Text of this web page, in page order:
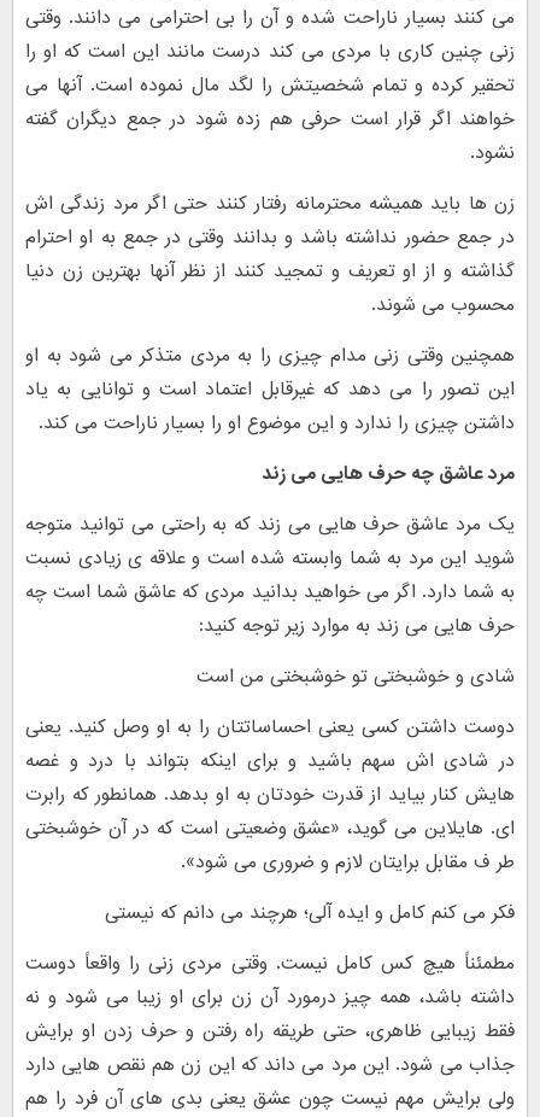
می کنند بسیار ناراحت شده و آن را بی احترامی می دانند. وقتی
زنی چنین کاری با مردی می کند درست مانند این است که او را
تحقیر کرده و تمام شخصیتش را لگد مال نموده است. آنها می
خواهند اگر قرار است حرفی هم زده شود در جمع دیگران گفته
نشود.
زن ها باید همیشه محترمانه رفتار کنند حتی اگر مرد زندگی اش
در جمع حضور نداشته باشد و بدانند وقتی در جمع به او احترام
گذاشته و از او تعریف و تمجید کنند از نظر آنها بهترین زن دنیا
محسوب می شوند.
همچنین وقتی زنی مدام چیزی را به مردی متذکر می شود به او
این تصور را می دهد که غیرقابل اعتماد است و توانایی به یاد
داشتن چیزی را ندارد و این موضوع او را بسیار ناراحت می کند.
مرد عاشق چه حرف هایی می زند
یک مرد عاشق حرف هایی می زند که به راحتی می توانید متوجه
شوید این مرد به شما وابسته شده است و علاقه ی زیادی نسبت
به شما دارد. اگر می خواهید بدانید مردی که عاشق شما است چه
حرف هایی می زند به موارد زیر توجه کنید:
شادی و خوشبختی تو خوشبختی من است
دوست داشتن کسی یعنی احساساتتان را به او وصل کنید. یعنی
در شادی اش سهم باشید و برای اینکه بتواند با درد و غصه
هایش کنار بیاید از قدرت خودتان به او بدهد. همانطور که رابرت
ای. هایلاین می گوید، «عشق وضعیتی است که در آن خوشبختی
طر ف مقابل برایتان لازم و ضروری می شود».
فکر می کنم کامل و ایده آلی؛ هرچند می دانم که نیستی
مطمئناً هیچ کس کامل نیست. وقتی مردی زنی را واقعاً دوست
داشته باشد، همه چیز درمورد آن زن برای او زیبا می شود و نه
فقط زیبایی ظاهری، حتی طریقه راه رفتن و حرف زدن او برایش
جذاب می شود. این مرد می داند که این زن هم نقص هایی دارد
ولی برایش مهم نیست چون عشق یعنی بدی های آن فرد را هم